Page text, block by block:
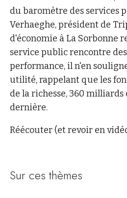
du baromètre des services
Verhaeghe, président de
d'économie à La Sorbonne
service public rencontre
performance, il n'en
utilité, rappelant que les
de la richesse, 360 milliards
dernière.
Réécouter (et revoir en
Sur ces thèmes